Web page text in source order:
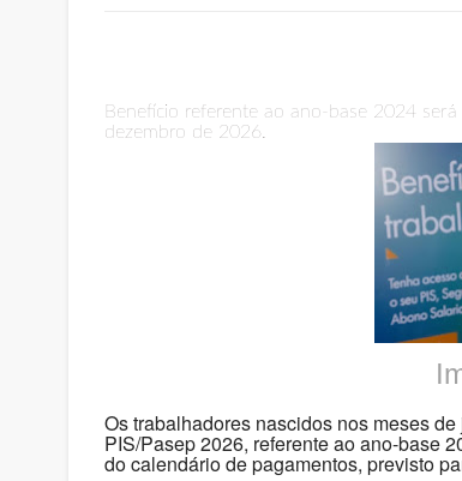
Benefício referente ao ano-base 2024
dezembro de 2026.
Os trabalhadores nascidos nos meses
PIS/Pasep 2026, referente ao ano-base
do calendário de pagamentos, previsto